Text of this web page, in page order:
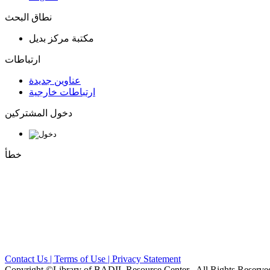
نطاق البحث
مكتبة مركز بديل
ارتباطات
عناوين جديدة
ارتباطات خارجية
دخول المشتركين
خطأ
Contact Us | Terms of Use | Privacy Statement